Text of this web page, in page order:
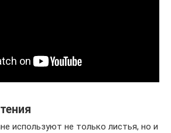
используют не только листья, но и